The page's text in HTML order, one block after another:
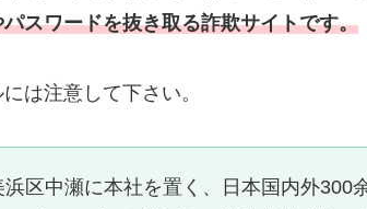
パスワードを抜き取る詐欺サイトです。
は注意して下さい。
区中瀬に本社を置く、日本国内外300